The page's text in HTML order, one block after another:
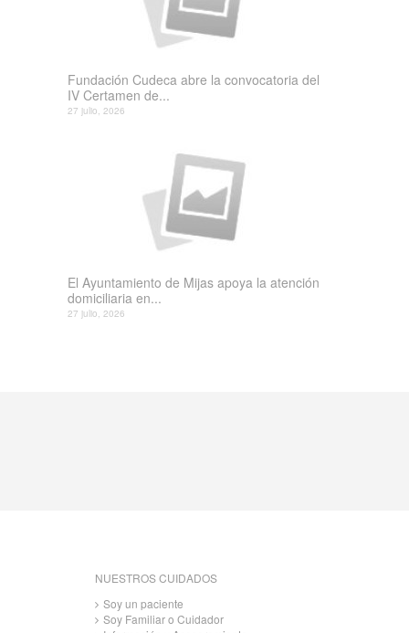
Fundación Cudeca abre la convocatoria del
IV Certamen de...
27 julio, 2026
El Ayuntamiento de Mijas apoya la atención
domiciliaria en...
27 julio, 2026
NUESTROS CUIDADOS
Soy un paciente
Soy Familiar o Cuidador